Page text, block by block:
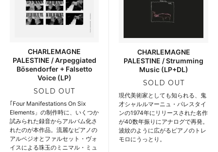
CHARLEMAGNE
PALESTINE / Arpeggiated
Bösendorfer + Falsetto
Voice (LP)
SOLD OUT
｢Four Manifestations On Six
Elements」の制作時に、いくつか
試みられた録音からアルバム化さ
れたのが本作品。流麗なピアノの
アルペジオとファルセット・ヴォ
イスによる珠玉のミニマル・ミュ
CHARLEMAGNE
PALESTINE / Strumming
Music (LP+DL)
SOLD OUT
現代美術家としても知られる、鬼
才シャルルマーニュ・パレスタイ
ンの1974年にリリースされた名作
が40数年振りにアナログで再発。
波紋のように広がるピアノのトレ
モロにうっとり。